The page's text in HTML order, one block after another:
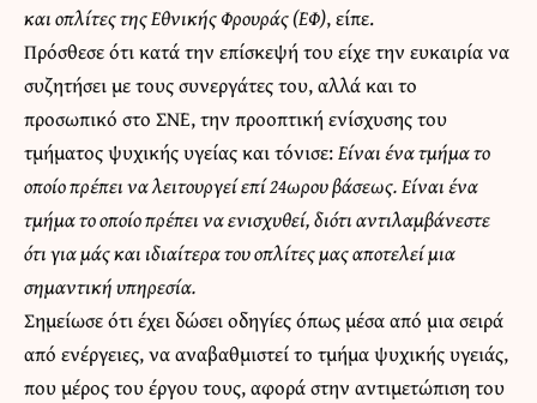
και οπλίτες της Εθνικής Φρουράς (ΕΦ), είπε.
Πρόσθεσε ότι κατά την επίσκεψή του είχε την ευκαιρία να
συζητήσει με τους συνεργάτες του, αλλά και το
προσωπικό στο ΣΝΕ, την προοπτική ενίσχυσης του
τμήματος ψυχικής υγείας και τόνισε:Είναι ένα τμήμα το
οποίο πρέπει να λειτουργεί επί 24ωρου βάσεως. Είναι ένα
τμήμα το οποίο πρέπει να ενισχυθεί, διότι αντιλαμβάνεστε
ότι για μάς και ιδιαίτερα του οπλίτες μας αποτελεί μια
σημαντική υπηρεσία.
Σημείωσε ότι έχει δώσει οδηγίες όπως μέσα από μια σειρά
από ενέργειες, να αναβαθμιστεί το τμήμα ψυχικής υγειάς,
που μέρος του έργου τους, αφορά στην αντιμετώπιση του